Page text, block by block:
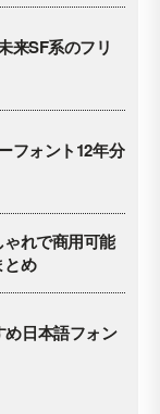
来SF系のフリ
フォント12年分
ゃれで商用可能
とめ
日本語フォン